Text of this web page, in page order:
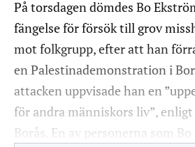
På torsdagen dömdes Bo
fängelse för försök till grov
mot folkgrupp, efter att han
en Palestinademonstration i
attacken uppvisade han en
för andra människors liv”,
Borås. En av personerna som Bo